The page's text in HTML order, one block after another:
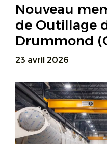
Nouveau
de Outillage
Drummond
23 avril 2026